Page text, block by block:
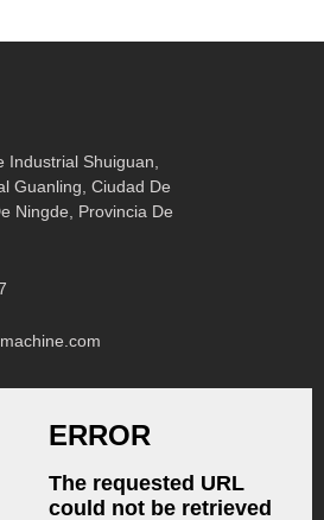
Industrial Shuiguan,
Guanling, Ciudad De
Ningde, Provincia De